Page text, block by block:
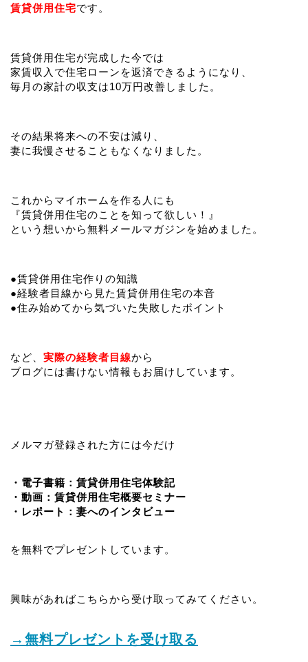
賃貸併用住宅です。
賃貸併用住宅が完成した今では
家賃収入で住宅ローンを返済できるようになり、
毎月の家計の収支は10万円改善しました。
その結果将来への不安は減り、
妻に我慢させることもなくなりました。
これからマイホームを作る人にも
『賃貸併用住宅のことを知って欲しい！』
という想いから無料メールマガジンを始めました。
●賃貸併用住宅作りの知識
●経験者目線から見た賃貸併用住宅の本音
●住み始めてから気づいた失敗したポイント
など、 実際の経験者目線から
ブログには書けない情報もお届けしています。
メルマガ登録された方には今だけ
・電子書籍：賃貸併用住宅体験記
・動画：賃貸併用住宅概要セミナー
・レポート：妻へのインタビュー
を無料でプレゼントしています。
興味があればこちらから受け取ってみてください。
→無料プレゼントを受け取る